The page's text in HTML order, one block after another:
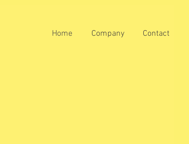
Home Company Contact